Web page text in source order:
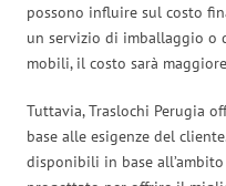
possono influire sul costo
un servizio di imballaggio o
mobili, il costo sarà
Tuttavia, Traslochi Perugia
base alle esigenze del
disponibili in base